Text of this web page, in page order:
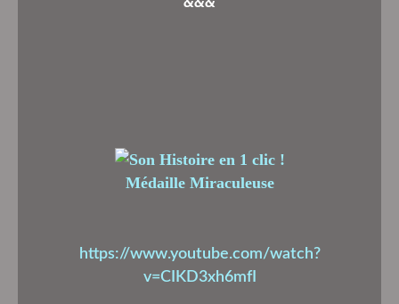
Médaille Miraculeuse
https://www.youtube.com/watch?
v=CIKD3xh6mfI